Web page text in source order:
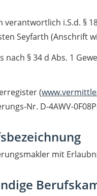
verantwortlich i.S.d. §
Seyfarth (Anschrift
nach § 34 d Abs. 1
(
Nr. D-4AWV-
mit